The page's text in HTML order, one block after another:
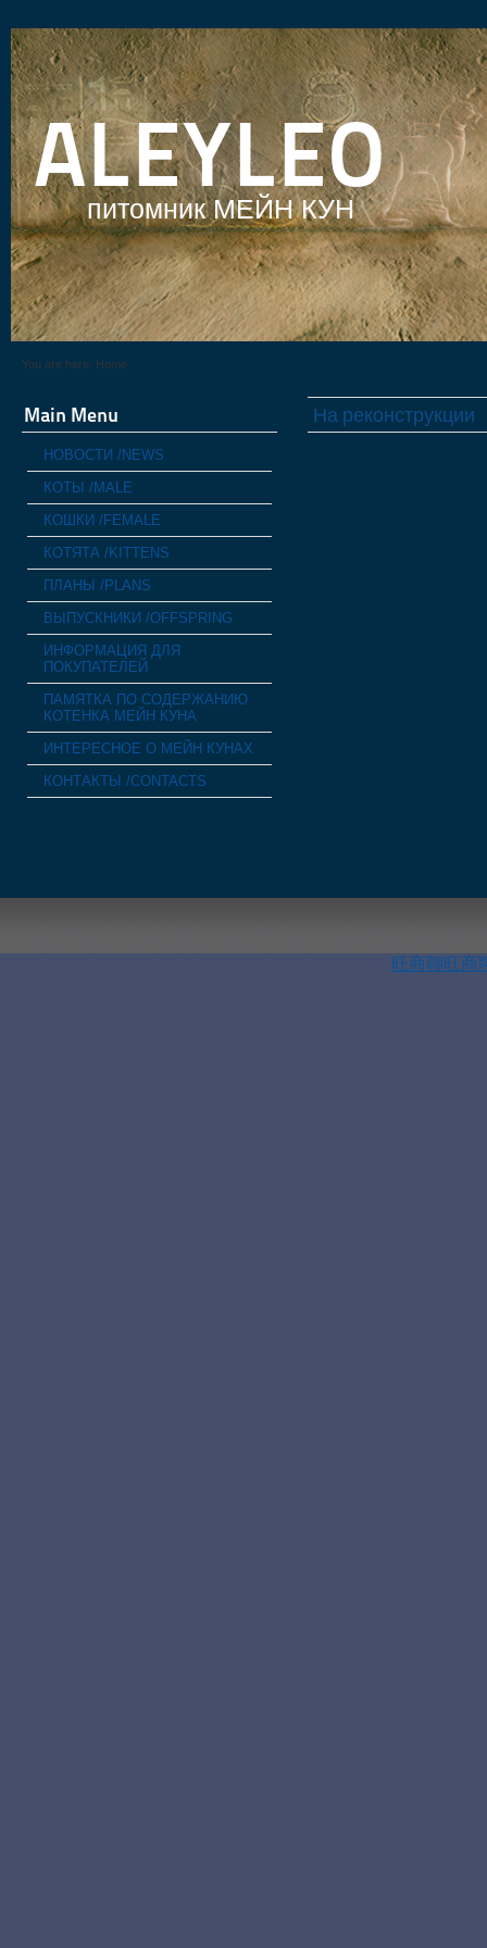
ALEYLEO
питомник МЕЙН КУН
You are here: Home
Main Menu
НОВОСТИ /NEWS
КОТЫ /MALE
КОШКИ /FEMALE
КОТЯТА /KITTENS
ПЛАНЫ /PLANS
ВЫПУСКНИКИ /OFFSPRING
ИНФОРМАЦИЯ ДЛЯ
ПОКУПАТЕЛЕЙ
ПАМЯТКА ПО СОДЕРЖАНИЮ
КОТЕНКА МЕЙН КУНА
ИНТЕРЕСНОЕ О МЕЙН КУНАХ
КОНТАКТЫ /CONTACTS
На реконструкции
旺商聊旺商